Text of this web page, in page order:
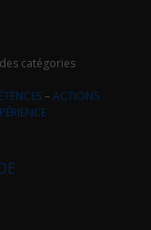
catégories
–ACTIONS